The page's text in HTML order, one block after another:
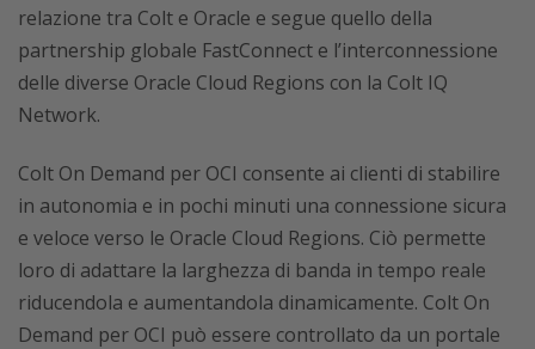
relazione tra Colt e Oracle e segue quello della
partnership globale FastConnect e l’interconnessione
delle diverse Oracle Cloud Regions con la Colt IQ
Network.
Colt On Demand per OCI consente ai clienti di stabilire
in autonomia e in pochi minuti una connessione sicura
e veloce verso le Oracle Cloud Regions. Ciò permette
loro di adattare la larghezza di banda in tempo reale
riducendola e aumentandola dinamicamente. Colt On
Demand per OCI può essere controllato da un portale